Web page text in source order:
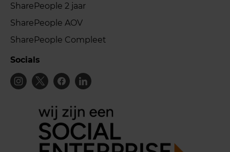
SharePeople 2 jaar
SharePeople AOV
SharePeople Compleet
Socials